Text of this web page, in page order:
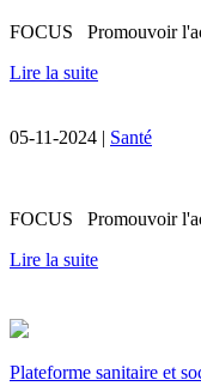
FOCUS Promouvoir
Lire la suite
05-11-2024 | Santé
FOCUS Promouvoir
Lire la suite
Plateforme sanitaire et